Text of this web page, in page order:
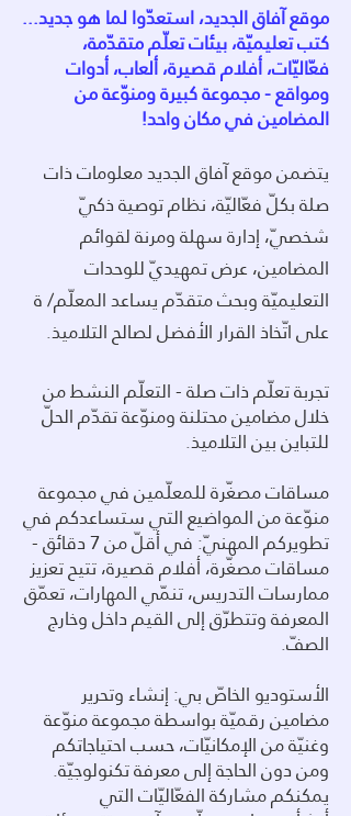
موقع آفاق الجديد، استعدّوا لما هو جديد...
كتب تعليميّة، بيئات تعلّم متقدّمة،
فعّاليّات، أفلام قصيرة، ألعاب، أدوات
ومواقع - مجموعة كبيرة ومنوّعة من
المضامين في مكان واحد!
يتضمن موقع آفاق الجديد معلومات ذات
صلة بكلّ فعّاليّة، نظام توصية ذكيّ
شخصيّ، إدارة سهلة ومرنة لقوائم
المضامين، عرض تمهيديّ للوحدات
التعليميّة وبحث متقدّم يساعد المعلّم/ ة
على اتّخاذ القرار الأفضل لصالح التلاميذ.
تجربة تعلّم ذات صلة - التعلّم النشط من
خلال مضامين محتلنة ومنوّعة تقدّم الحلّ
للتباين بين التلاميذ.
مساقات مصغّرة للمعلّمين في مجموعة
منوّعة من المواضيع التي ستساعدكم في
تطويركم المهنيّ: في أقلّ من 7 دقائق -
مساقات مصغّرة، أفلام قصيرة، تتيح تعزيز
ممارسات التدريس، تنمّي المهارات، تعمّق
المعرفة وتتطرّق إلى القيم داخل وخارج
الصفّ.
الأستوديو الخاصّ بي: إنشاء وتحرير
مضامين رقميّة بواسطة مجموعة منوّعة
وغنيّة من الإمكانيّات، حسب احتياجاتكم
ومن دون الحاجة إلى معرفة تكنولوجيّة.
يمكنكم مشاركة الفعّاليّات التي